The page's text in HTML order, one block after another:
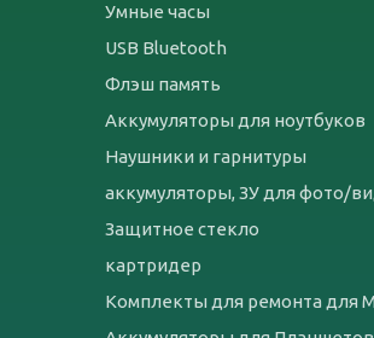
Умные часы
USB Bluetooth
Флэш память
Аккумуляторы для ноутбуков
Наушники и гарнитуры
Защитное стекло
картридер